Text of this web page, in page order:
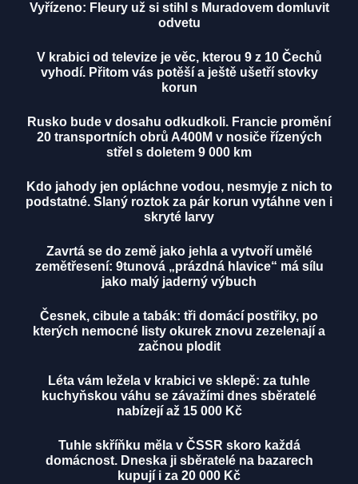
Vyřízeno: Fleury už si stihl s Muradovem domluvit
odvetu
V krabici od televize je věc, kterou 9 z 10 Čechů
vyhodí. Přitom vás potěší a ještě ušetří stovky
korun
Rusko bude v dosahu odkudkoli. Francie promění
20 transportních obrů A400M v nosiče řízených
střel s doletem 9 000 km
Kdo jahody jen opláchne vodou, nesmyje z nich to
podstatné. Slaný roztok za pár korun vytáhne ven i
skryté larvy
Zavrtá se do země jako jehla a vytvoří umělé
zemětřesení: 9tunová „prázdná hlavice“ má sílu
jako malý jaderný výbuch
Česnek, cibule a tabák: tři domácí postřiky, po
kterých nemocné listy okurek znovu zezelenají a
začnou plodit
Léta vám ležela v krabici ve sklepě: za tuhle
kuchyňskou váhu se závažími dnes sběratelé
nabízejí až 15 000 Kč
Tuhle skříňku měla v ČSSR skoro každá
domácnost. Dneska ji sběratelé na bazarech
kupují i za 20 000 Kč